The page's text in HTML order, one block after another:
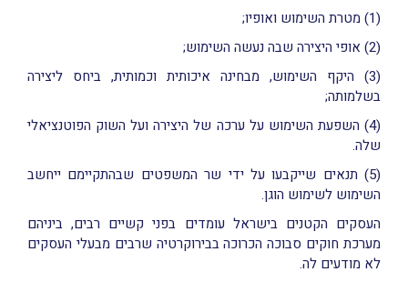
(1) מטרת השימוש ואופיו;
(2) אופי היצירה שבה נעשה השימוש;
(3) היקף השימוש, מבחינה איכותית וכמותית, ביחס ליצירה
בשלמותה;
(4) השפעת השימוש על ערכה של היצירה ועל השוק הפוטנציאלי
שלה.
(5) תנאים שייקבעו על ידי שר המשפטים שבהתקיימם ייחשב
השימוש לשימוש הוגן.
העסקים הקטנים בישראל עומדים בפני קשיים רבים, ביניהם
מערכת חוקים סבוכה הכרוכה בבירוקרטיה שרבים מבעלי העסקים
לא מודעים לה.